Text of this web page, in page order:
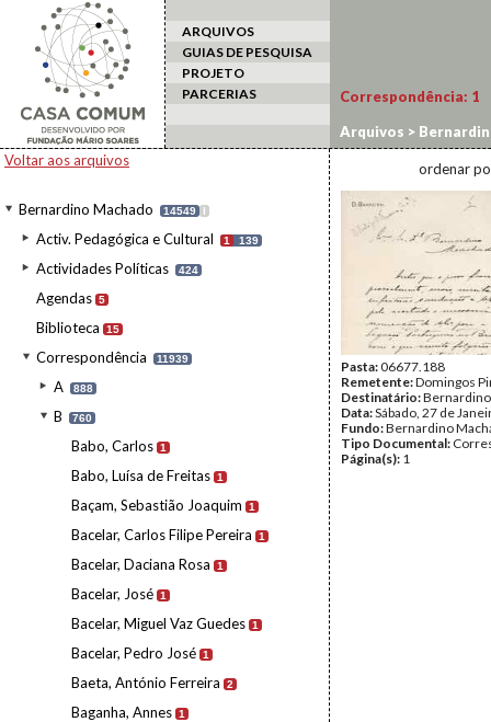
ARQUIVOS
GUIAS DE PESQUISA
PROJETO
PARCERIAS
Voltar aos arquivos
Bernardino Machado 14549 I
Activ. Pedagógica e Cultural 1 139
Actividades Políticas 424
Agendas 5
Biblioteca 15
Correspondência 11939
A 888
B 760
Babo, Carlos 1
Babo, Luísa de Freitas 1
Baçam, Sebastião Joaquim 1
Bacelar, Carlos Filipe Pereira 1
Bacelar, Daciana Rosa 1
Bacelar, José 1
Bacelar, Miguel Vaz Guedes 1
Bacelar, Pedro José 1
Baeta, António Ferreira 2
Baganha, Annes 1
Correspondência: 1
Arquivos >
ordenar
Pasta:06677.188
Remetente:Domingos
Destinatário:
Data:Sábado, 27 de
Fundo:Bernardino
Tipo Documental:
Página(s): 1